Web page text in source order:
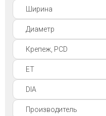
Контакты
Войти на сайт
+7(812)317-
17-